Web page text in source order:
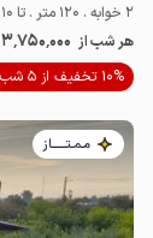
2 خوابه . 120 متر . تا 10 مهمان
هر شب از 3٬750٬000
10% تخفیف از 5 شب
مـمـتــــــاز